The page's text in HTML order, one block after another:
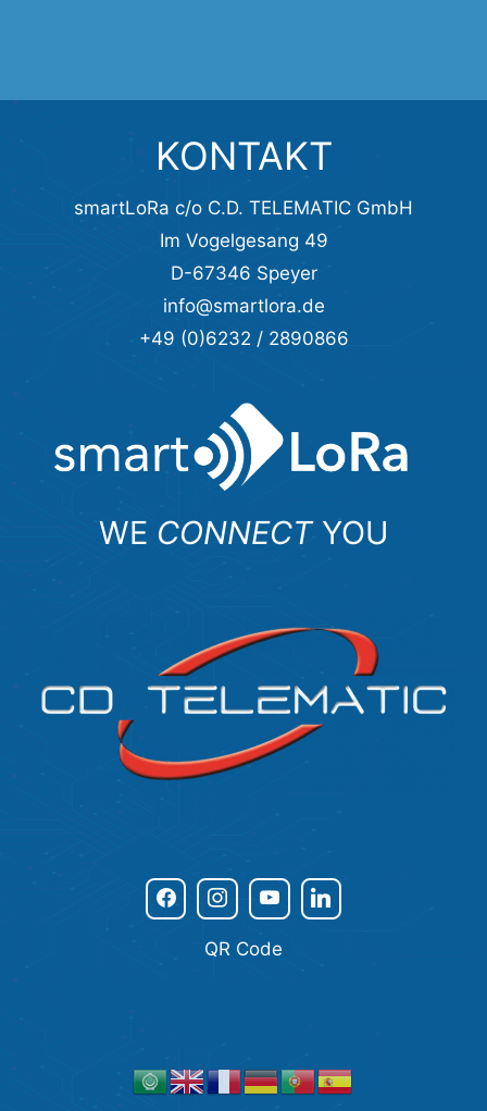
KONTAKT
smartLoRa c/o C.D. TELEMATIC GmbH
Im Vogelgesang 49
D-67346 Speyer
info@smartlora.de
+49 (0)6232 / 2890866
WE CONNECTYOU
QR Code